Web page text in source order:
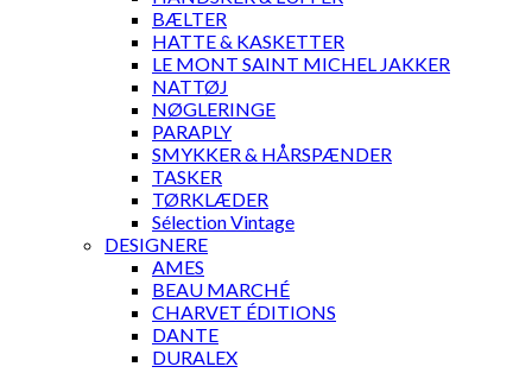
BÆLTER
HATTE & KASKETTER
LE MONT SAINT MICHEL JAKKER
NATTØJ
NØGLERINGE
PARAPLY
SMYKKER & HÅRSPÆNDER
TASKER
TØRKLÆDER
Sélection Vintage
DESIGNERE
AMES
BEAU MARCHÉ
CHARVET ÉDITIONS
DANTE
DURALEX